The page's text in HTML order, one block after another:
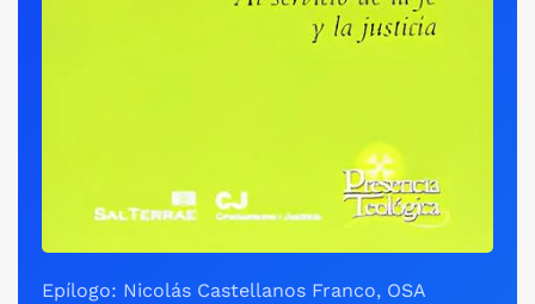
Epílogo: Nicolás Castellanos Franco, OSA